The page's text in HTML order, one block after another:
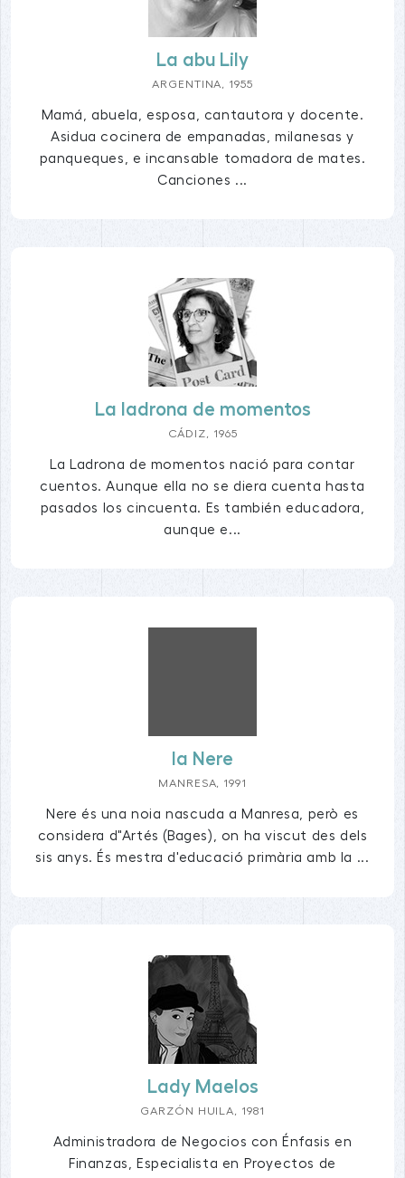
La abu Lily
ARGENTINA, 1955
Mamá, abuela, esposa, cantautora y docente.
Asidua cocinera de empanadas, milanesas y
panqueques, e incansable tomadora de mates.
Canciones ...
La ladrona de momentos
CÁDIZ, 1965
La Ladrona de momentos nació para contar
cuentos. Aunque ella no se diera cuenta hasta
pasados los cincuenta. Es también educadora,
aunque e...
la Nere
MANRESA, 1991
Nere és una noia nascuda a Manresa, però es
considera d"Artés (Bages), on ha viscut des dels
sis anys. És mestra d'educació primària amb la ...
Lady Maelos
GARZÓN HUILA, 1981
Administradora de Negocios con Énfasis en
Finanzas, Especialista en Proyectos de